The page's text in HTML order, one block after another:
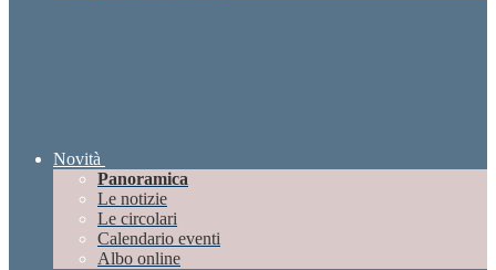
Novità
Panoramica
Le notizie
Le circolari
Calendario eventi
Albo online